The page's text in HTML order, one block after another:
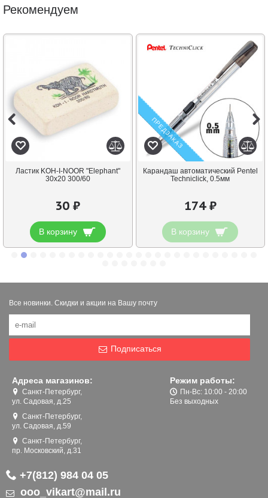
Рекомендуем
Ластик KOH-I-NOOR "Elephant"
30х20 300/60
30 ₽
В корзину
ПРЕДЗАКАЗ
Карандаш автоматический Pentel
Techniclick, 0.5мм
174 ₽
В корзину
Все новинки. Скидки и акции на Вашу почту
Подписаться
Адреса магазинов:
Санкт-Петербург,
ул. Садовая, д.25
Санкт-Петербург,
ул. Садовая, д.59
Санкт-Петербург,
пр. Московский, д.31
Режим работы:
Пн-Вс: 10:00 - 20:00
Без выходных
+7(812) 984 04 05
ooo_vikart@mail.ru